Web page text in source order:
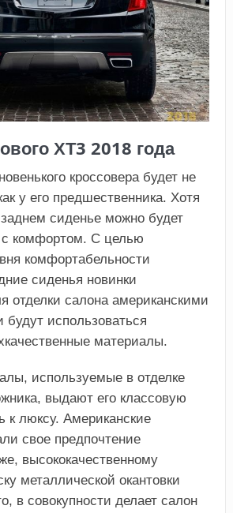
ХТ3 2018 года
кроссовера будет не
у его предшественника. Хотя
сиденье можно будет
с комфортом. С целью
комфортабельности
сиденья новинки
отделки салона американскими
будут использоваться
материалы.
используемые в отделке
выдают его классовую
к люксу. Американские
свое предпочтение
высококачественному
металлической окантовки
в совокупности делает салон